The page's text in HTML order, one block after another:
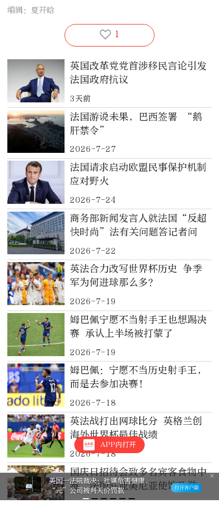
编辑：夏开晗
1
英国改革党党首涉移民言论引发
法国政府抗议
3天前
法国游说未果，巴西签署 “鹅
肝禁令”
2026-7-27
法国请求启动欧盟民事保护机制
应对野火
2026-7-24
商务部新闻发言人就法国“反超
快时尚”法有关问题答记者问
2026-7-22
英法合力改写世界杯历史 争季
军为何进球那么多？
2026-7-19
姆巴佩宁愿不当射手王也想踢决
赛 承认上半场被打蒙了
2026-7-19
姆巴佩：宁愿不当历史射手王，
而是去参加决赛!
2026-7-18
英法战打出网球比分 英格兰创
海外世界杯最佳战绩
2026-7-18
国庆日招待会致多名宾客食物中
毒，法国驻亚美尼亚使馆致歉
APP内打开
美国一法院裁决：社媒危害健康，
“元”公司被判天价罚款